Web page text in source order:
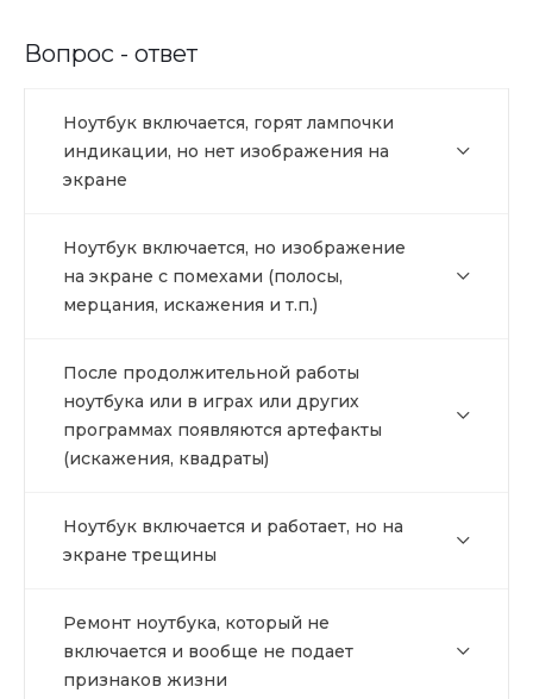
Вопрос - ответ
Ноутбук включается, горят лампочки
индикации, но нет изображения на
экране
Ноутбук включается, но изображение
на экране с помехами (полосы,
мерцания, искажения и т.п.)
После продолжительной работы
ноутбука или в играх или других
программах появляются артефакты
(искажения, квадраты)
Ноутбук включается и работает, но на
экране трещины
Ремонт ноутбука, который не
включается и вообще не подает
признаков жизни